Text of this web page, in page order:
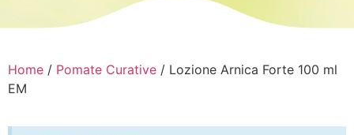
Home / Pomate Curative / Lozione Arnica Forte 100 ml
EM